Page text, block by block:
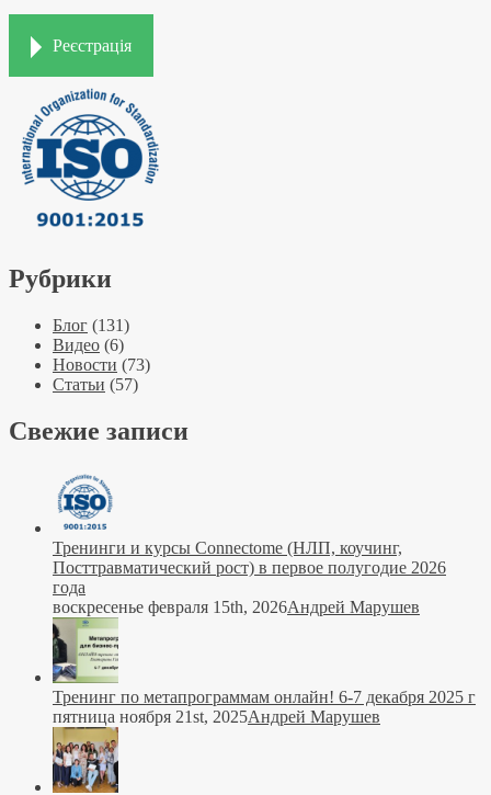
Реєстрація
Рубрики
Блог (131)
Видео (6)
Новости (73)
Статьи (57)
Свежие записи
Тренинги и курсы Connectome (НЛП, коучинг,
Посттравматический рост) в первое полугодие 2026
года
воскресенье февраля 15th, 2026Андрей Марушев
Тренинг по метапрограммам онлайн! 6-7 декабря 2025 г
пятница ноября 21st, 2025Андрей Марушев